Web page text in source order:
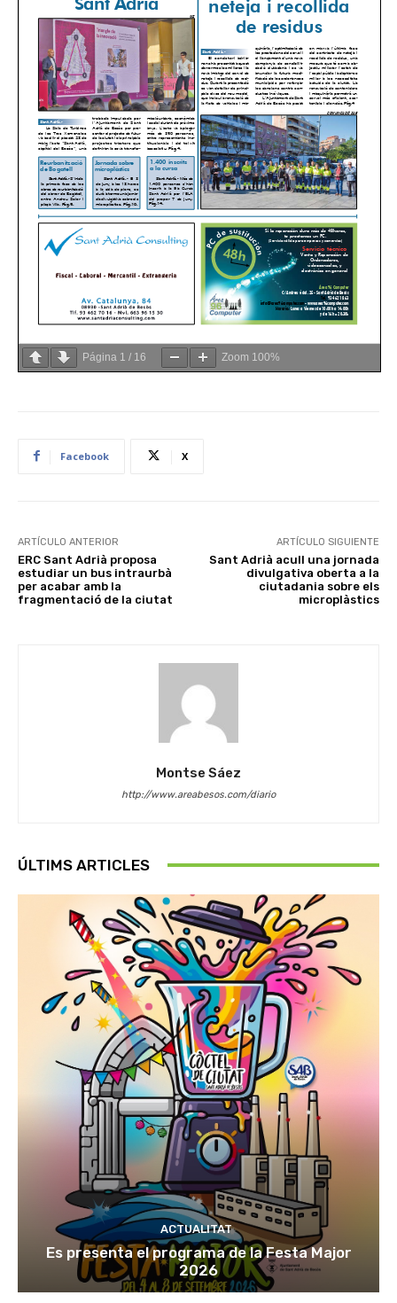
Página 1 / 16 Zoom 100%
Facebook X
ARTÍCULO ANTERIOR
ERC Sant Adrià proposa
estudiar un bus intraurbà
per acabar amb la
fragmentació de la ciutat
ARTÍCULO SIGUIENTE
Sant Adrià acull una jornada
divulgativa oberta a la
ciutadania sobre els
microplàstics
Montse Sáez
http://www.areabesos.com/diario
ÚLTIMS ARTICLES
ACTUALITAT
Es presenta el programa de la Festa Major
2026